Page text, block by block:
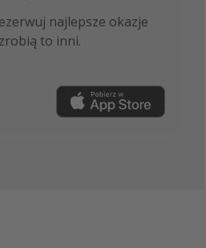
najlepsze okazje
to inni.
porady